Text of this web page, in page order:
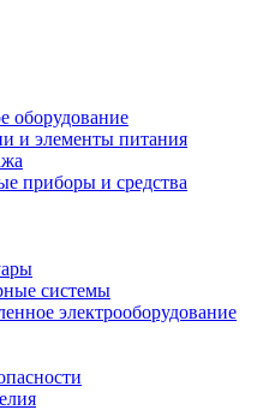
оборудование
и элементы питания
приборы и средства
системы
электрооборудование